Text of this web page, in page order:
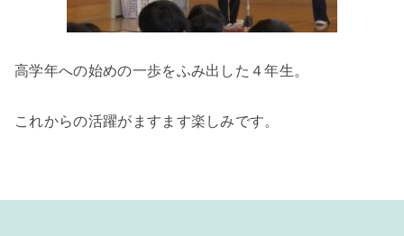
高学年への始めの一歩をふみ出した４年生。
これからの活躍がますます楽しみです。